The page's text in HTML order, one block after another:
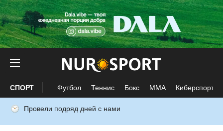
СПОРТ Футбол Теннис Бокс ММА Киберспорт
Провели подряд дней с нами